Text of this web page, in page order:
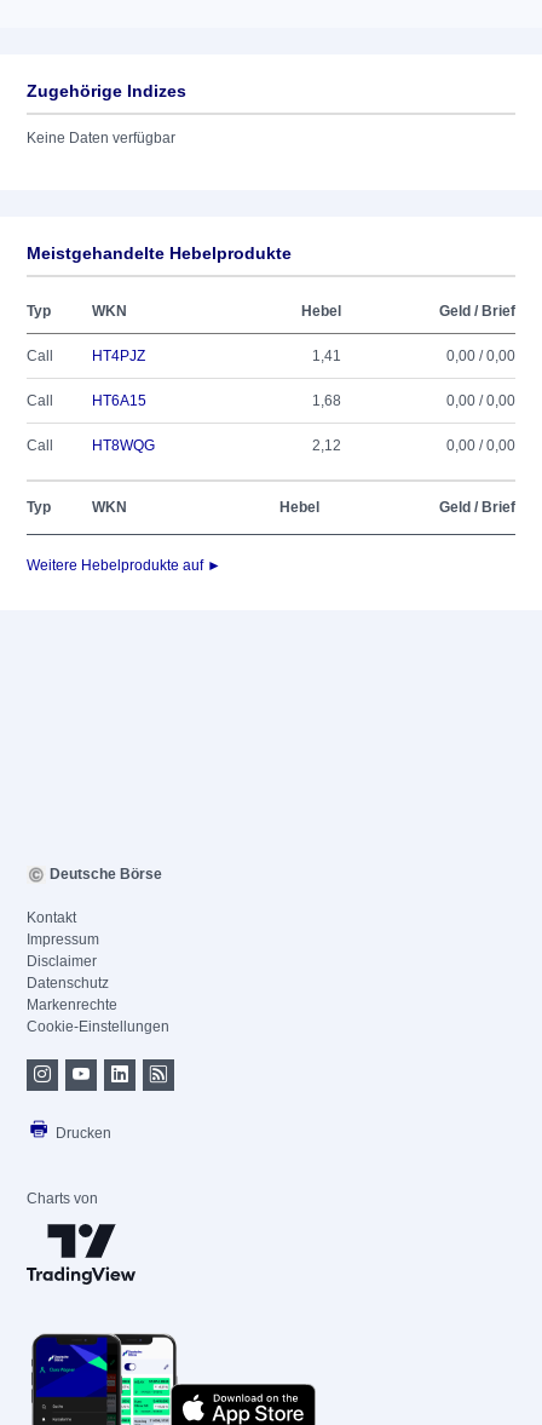
Zugehörige Indizes
Keine Daten verfügbar
Meistgehandelte Hebelprodukte
Typ WKN Hebel Geld / Brief
Call HT4PJZ 1,41 0,00 / 0,00
Call HT6A15 1,68 0,00 / 0,00
Call HT8WQG 2,12 0,00 / 0,00
Typ WKN Hebel Geld / Brief
Weitere Hebelprodukte auf ►
Deutsche Börse
Kontakt
Impressum
Disclaimer
Datenschutz
Markenrechte
Cookie-Einstellungen
Drucken
Charts von